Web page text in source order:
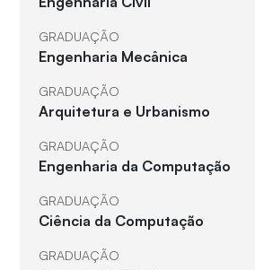
GRADUAÇÃO
Engenharia Mecânica
GRADUAÇÃO
Arquitetura e Urbanismo
GRADUAÇÃO
Engenharia da Computação
GRADUAÇÃO
Ciência da Computação
GRADUAÇÃO